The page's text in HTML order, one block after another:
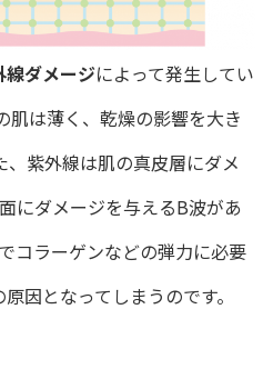
線ダメージによって発生してい
肌は薄く、乾燥の影響を大き
、紫外線は肌の真皮層にダメ
にダメージを与えるB波があ
コラーゲンなどの弾力に必要
因となってしまうのです。